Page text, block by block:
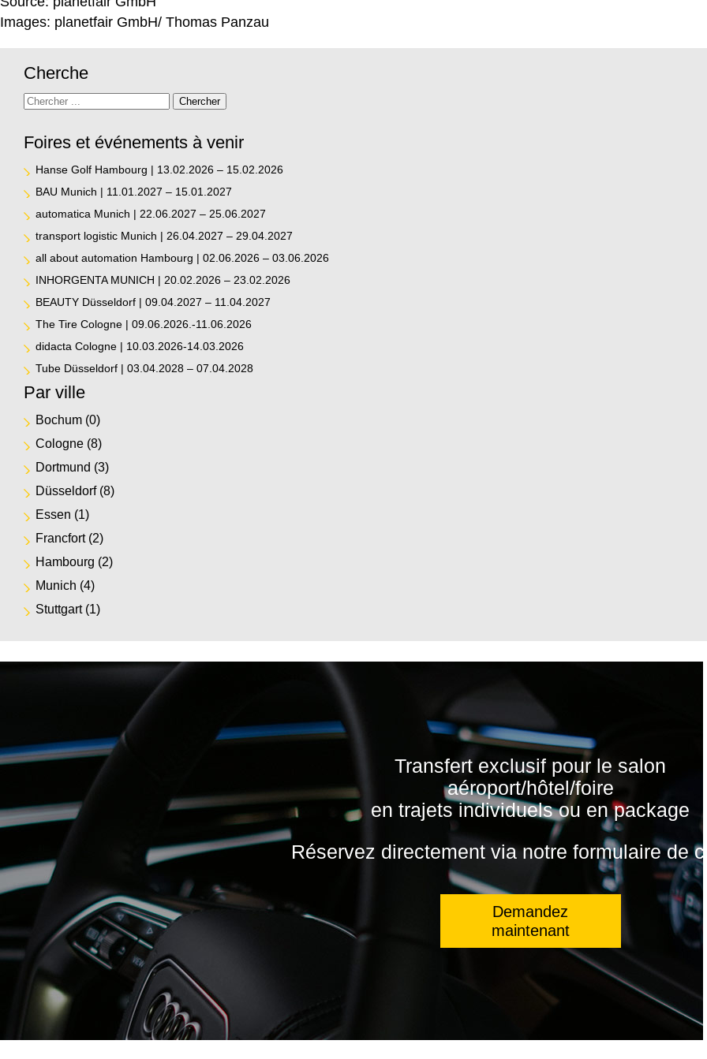
Images: planetfair GmbH/ Thomas Panzau
Cherche
Recherchez Chercher
Foires et événements à venir
Hanse Golf Hambourg | 13.02.2026 – 15.02.2026
BAU Munich | 11.01.2027 – 15.01.2027
automatica Munich | 22.06.2027 – 25.06.2027
transport logistic Munich | 26.04.2027 – 29.04.2027
all about automation Hambourg | 02.06.2026 – 03.06.2026
INHORGENTA MUNICH | 20.02.2026 – 23.02.2026
BEAUTY Düsseldorf | 09.04.2027 – 11.04.2027
The Tire Cologne | 09.06.2026.-11.06.2026
didacta Cologne | 10.03.2026-14.03.2026
Tube Düsseldorf | 03.04.2028 – 07.04.2028
Par ville
Bochum (0)
Cologne (8)
Dortmund (3)
Düsseldorf(8)
Essen (1)
Francfort(2)
Hambourg (2)
Munich (4)
Stuttgart(1)
Transfert exclusif pour le salon
aéroport/hôtel/foire
en trajets individuels ou en package
Réservez directement via notre formulaire de
Demandez
maintenant